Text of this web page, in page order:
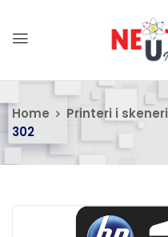
Home Printeri i skeneri
302